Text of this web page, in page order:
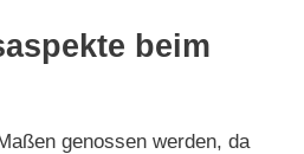
beim
genossen werden, da